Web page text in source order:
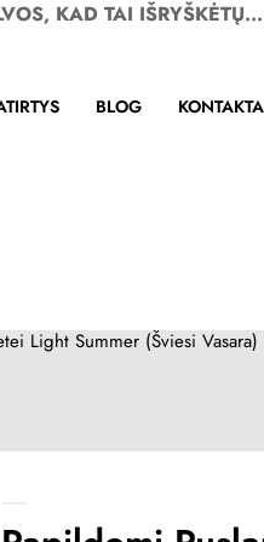
KAD TAI IŠRYŠKĖTŲ...
BLOG
Light Summer (Šviesi Vasara)